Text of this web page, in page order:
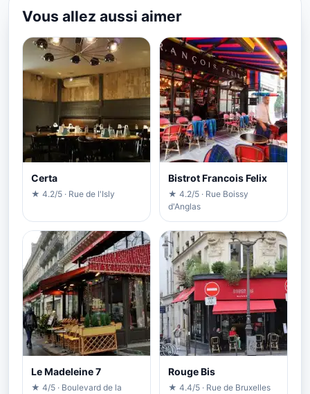
Vous allez aussi aimer
Certa
★ 4.2/5 · Rue de l'Isly
Bistrot Francois Felix
★ 4.2/5 · Rue Boissy
d'Anglas
Le Madeleine 7
★ 4/5 · Boulevard de la
Rouge Bis
★ 4.4/5 · Rue de Bruxelles